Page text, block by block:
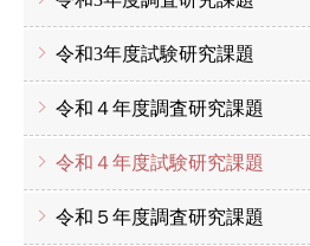
令和3年度試験研究課題
令和４年度調査研究課題
令和４年度試験研究課題
令和５年度調査研究課題